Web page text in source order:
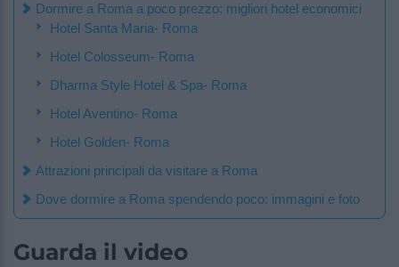
Dormire a Roma a poco prezzo: migliori hotel economici
Hotel Santa Maria- Roma
Hotel Colosseum- Roma
Dharma Style Hotel & Spa- Roma
Hotel Aventino- Roma
Hotel Golden- Roma
Attrazioni principali da visitare a Roma
Dove dormire a Roma spendendo poco: immagini e foto
Guarda il video